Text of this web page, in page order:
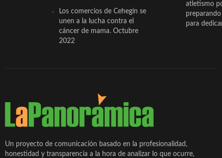
Los comercios de Cehegín se
unen a la lucha contra el
cáncer de mama. Octubre
2022
atletismo
para
Un proyecto de comunicación basado en la profesionalidad,
honestidad y transparencia a la hora de analizar lo que ocurre,